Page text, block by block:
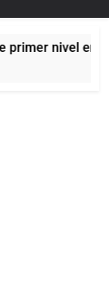
nivel en la